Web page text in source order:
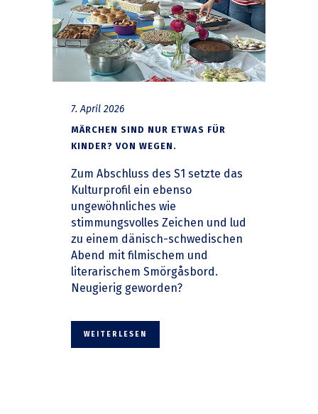
7. April 2026
MÄRCHEN SIND NUR ETWAS FÜR
KINDER? VON WEGEN.
Zum Abschluss des S1 setzte das
Kulturprofil ein ebenso
ungewöhnliches wie
stimmungsvolles Zeichen und lud
zu einem dänisch-schwedischen
Abend mit filmischem und
literarischem Smörgåsbord.
Neugierig geworden?
WEITERLESEN